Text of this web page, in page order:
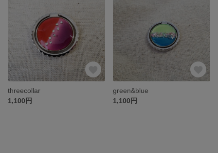
threecollar
1,100円
green&blue
1,100円